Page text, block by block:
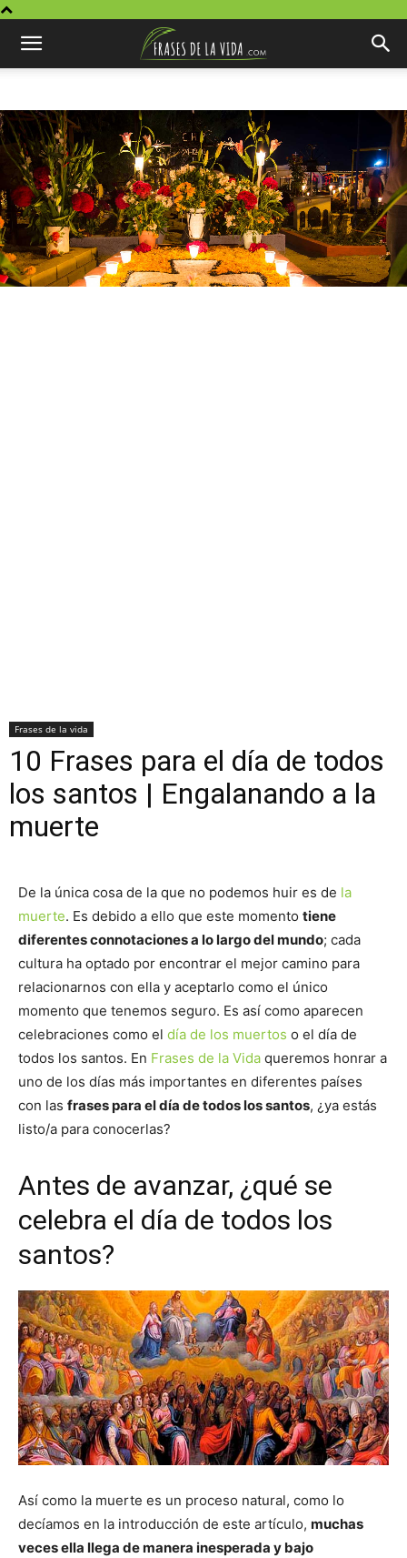
Frases de la vida
10 Frases para el día de todos
los santos | Engalanando a la
muerte
De la única cosa de la que no podemos huir es de la
muerte. Es debido a ello que este momento tiene
diferentes connotaciones a lo largo del mundo; cada
cultura ha optado por encontrar el mejor camino para
relacionarnos con ella y aceptarlo como el único
momento que tenemos seguro. Es así como aparecen
celebraciones como el día de los muertos o el día de
todos los santos. En Frases de la Vida queremos honrar a
uno de los días más importantes en diferentes países
con las frases para el día de todos los santos, ¿ya estás
listo/a para conocerlas?
Antes de avanzar, ¿qué se
celebra el día de todos los
santos?
Así como la muerte es un proceso natural, como lo
decíamos en la introducción de este artículo, muchas
veces ella llega de manera inesperada y bajo